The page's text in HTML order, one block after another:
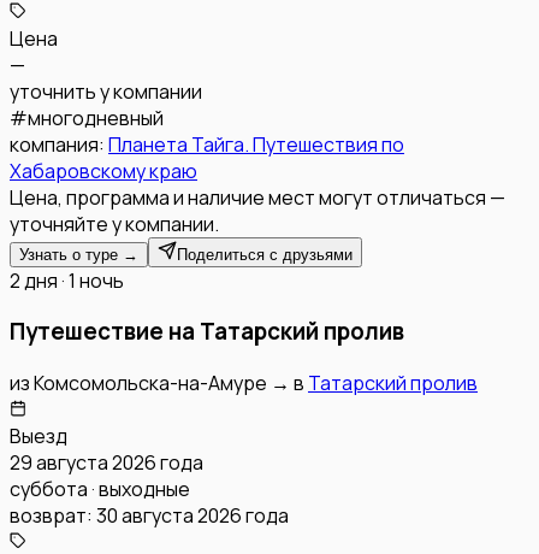
Цена
—
уточнить у компании
#многодневный
компания: Планета Тайга. Путешествия по
Хабаровскому краю
Цена, программа и наличие мест могут отличаться —
уточняйте у компании.
Узнать о туре → Поделиться с друзьями
2 дня · 1 ночь
Путешествие на Татарский пролив
изКомсомольска-на-Амуре → в Татарский пролив
Выезд
29 августа 2026 года
суббота · выходные
возврат: 30 августа 2026 года